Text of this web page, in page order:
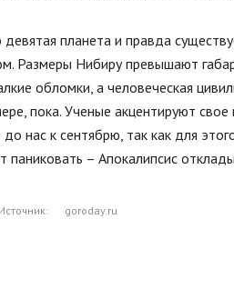
девятая планета и правда
Размеры Нибиру превышают
обломки, а человеческая
пока. Ученые акцентируют
нас к сентябрю, так как для
– Апокалипсис
Источник: goroday.ru